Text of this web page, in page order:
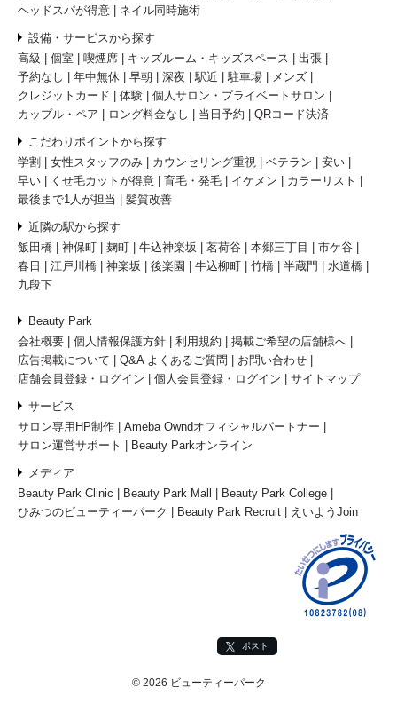
ヘッドスパが得意
ネイル同時施術
設備・サービスから探す
高級
個室 喫煙席 キッズルーム・キッズスペース
出張
予約なし
年中無休 早朝 深夜 駅近 駐車場
メンズ
クレジットカード
体験
個人サロン・プライベートサロン
カップル・ペア
ロング料金なし 当日予約 QRコード決済
こだわりポイントから探す
学割
女性スタッフのみ カウンセリング重視 ベテラン
安い
早い
くせ毛カットが得意 育毛・発毛 イケメン
カラーリスト
最後まで1人が担当
髪質改善
近隣の駅から探す
飯田橋
神保町 麹町 牛込神楽坂 茗荷谷 本郷三丁目
市ケ谷
春日
江戸川橋 神楽坂 後楽園 牛込柳町 竹橋 半蔵門
水道橋
九段下
Beauty Park
会社概要
個人情報保護方針 利用規約
掲載ご希望の店舗様へ
広告掲載について
Q&A よくあるご質問
お問い合わせ
店舗会員登録・ログイン
個人会員登録・ログイン サイトマップ
サービス
サロン専用HP制作
Ameba Owndオフィシャルパートナー
サロン運営サポート
Beauty Parkオンライン
メディア
Beauty Park Clinic
Beauty Park Mall
Beauty Park College
ひみつのビューティーパーク
Beauty Park Recruit えいようJoin
ポスト
© 2026 ビューティーパーク